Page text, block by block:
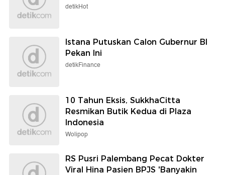
detikHot
Istana Putuskan Calon Gubernur BI
Pekan Ini
detikFinance
10 Tahun Eksis, SukkhaCitta
Resmikan Butik Kedua di Plaza
Indonesia
Wolipop
RS Pusri Palembang Pecat Dokter
Viral Hina Pasien BPJS 'Banyakin